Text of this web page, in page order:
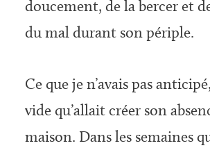
doucement, de la bercer et
du mal durant son périple.
Ce que je n’avais pas
vide qu’allait créer son
maison. Dans les semaines